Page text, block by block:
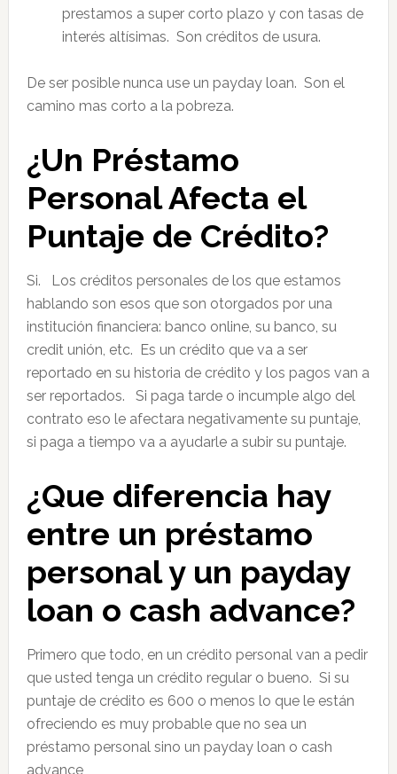
prestamos a super corto plazo y con tasas de
interés altísimas. Son créditos de usura.
De ser posible nunca use un payday loan. Son el
camino mas corto a la pobreza.
¿Un Préstamo
Personal Afecta el
Puntaje de Crédito?
Si. Los créditos personales de los que estamos
hablando son esos que son otorgados por una
institución financiera: banco online, su banco, su
credit unión, etc. Es un crédito que va a ser
reportado en su historia de crédito y los pagos van a
ser reportados. Si paga tarde o incumple algo del
contrato eso le afectara negativamente su puntaje,
si paga a tiempo va a ayudarle a subir su puntaje.
¿Que diferencia hay
entre un préstamo
personal y un payday
loan o cash advance?
Primero que todo, en un crédito personal van a pedir
que usted tenga un crédito regular o bueno. Si su
puntaje de crédito es 600 o menos lo que le están
ofreciendo es muy probable que no sea un
préstamo personal sino un payday loan o cash
advance